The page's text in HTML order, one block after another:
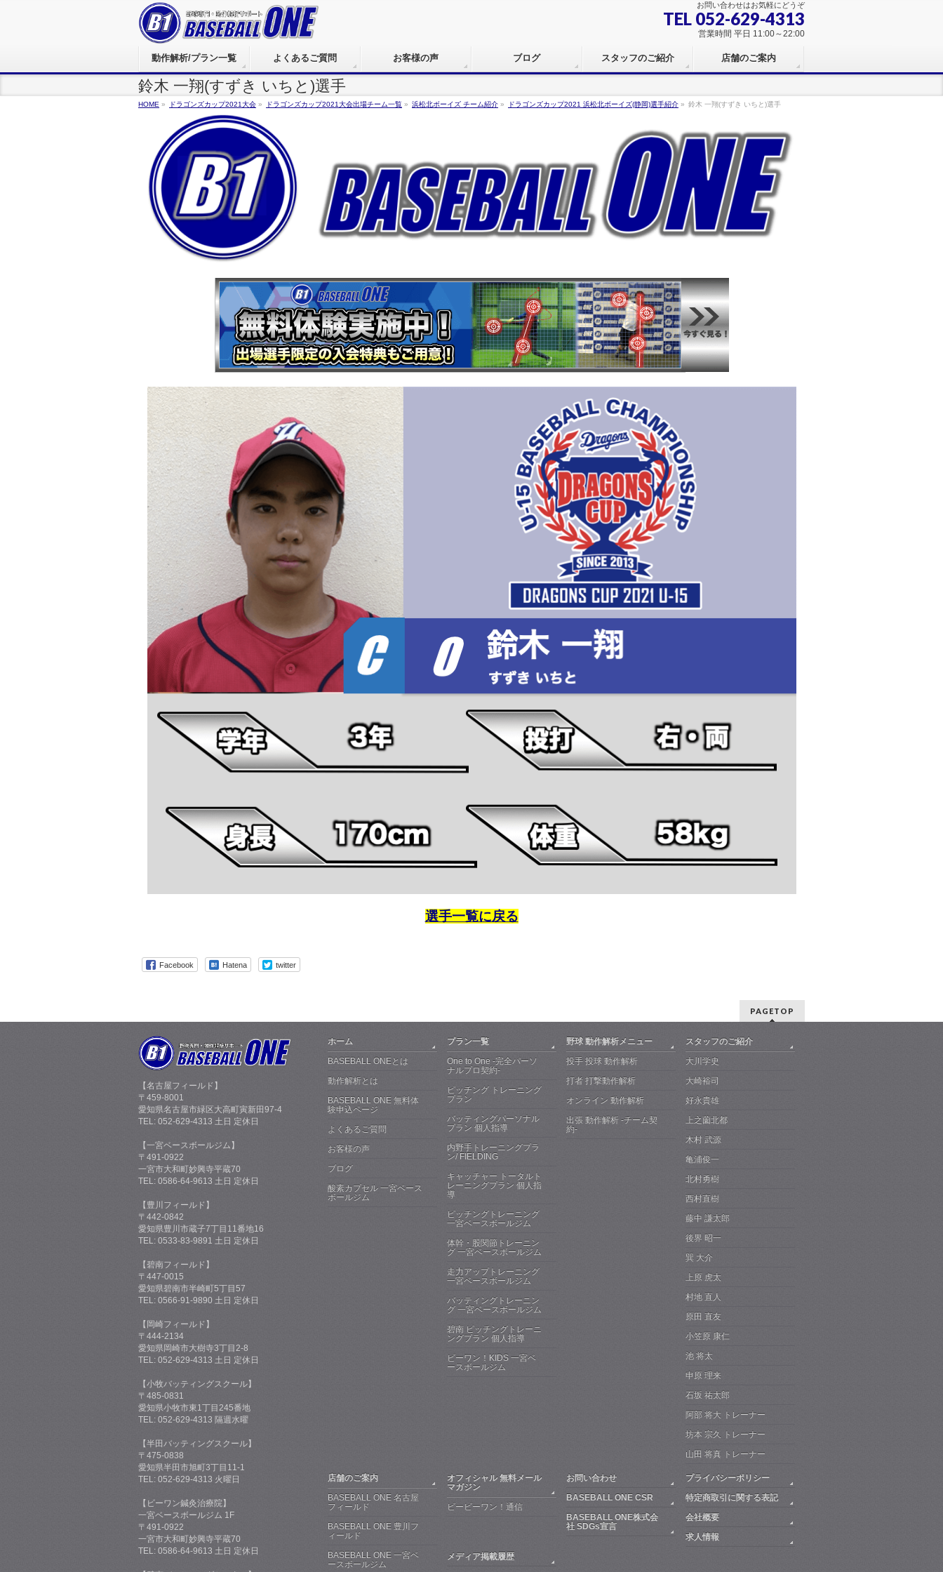
お問い合わせはお気軽にどうぞ
TEL 052-629-4313
営業時間 平日 11:00～22:00
動作解析/プラン一覧 よくあるご質問 お客様の声 ブログ スタッフのご紹介 店舗のご案内
鈴木 一翔(すずき いちと)選手
HOME » ドラゴンズカップ2021大会 » ドラゴンズカップ2021大会出場チーム一覧 » 浜松北ボーイズ チーム紹介 » ドラゴンズカップ2021 浜松北ボーイズ(静岡)選手紹介 » 鈴木 一翔(すずき いちと)選手
選手一覧に戻る
Facebook Hatena twitter
PAGETOP
【名古屋フィールド】
〒459-8001
愛知県名古屋市緑区大高町寅新田97-4
TEL: 052-629-4313 土日 定休日
【一宮ベースボールジム】
〒491-0922
一宮市大和町妙興寺平蔵70
TEL: 0586-64-9613 土日 定休日
【豊川フィールド】
〒442-0842
愛知県豊川市蔵子7丁目11番地16
TEL: 0533-83-9891 土日 定休日
【碧南フィールド】
〒447-0015
愛知県碧南市半崎町5丁目57
TEL: 0566-91-9890 土日 定休日
【岡崎フィールド】
〒444-2134
愛知県岡崎市大樹寺3丁目2-8
TEL: 052-629-4313 土日 定休日
【小牧バッティングスクール】
〒485-0831
愛知県小牧市東1丁目245番地
TEL: 052-629-4313 隔週水曜
【半田バッティングスクール】
〒475-0838
愛知県半田市旭町3丁目11-1
TEL: 052-629-4313 火曜日
【ビーワン鍼灸治療院】
一宮ベースボールジム 1F
〒491-0922
一宮市大和町妙興寺平蔵70
TEL: 0586-64-9613 土日 定休日
ホーム
BASEBALL ONEとは
動作解析とは
BASEBALL ONE 無料体
験申込ページ
よくあるご質問
お客様の声
ブログ
酸素カプセル 一宮ベース
ボールジム
プラン一覧
One to One -完全パーソ
ナルプロ契約-
ピッチング トレーニング
プラン
バッティングパーソナル
プラン 個人指導
内野手トレーニングプラ
ン/ FIELDING
キャッチャー トータルト
レーニングプラン 個人指
導
ピッチングトレーニング
一宮ベースボールジム
体幹・股関節トレーニン
グ 一宮ベースボールジム
走力アップトレーニング
一宮ベースボールジム
バッティングトレーニン
グ 一宮ベースボールジム
碧南 ピッチングトレーニ
ングプラン 個人指導
ビーワン！KIDS 一宮ベ
ースボールジム
野球 動作解析メニュー
投手 投球 動作解析
打者 打撃動作解析
オンライン 動作解析
出張 動作解析 -チーム契
約-
スタッフのご紹介
大川学史
大崎裕司
好永貴雄
上之薗北都
木村 武源
亀浦俊一
北村勇樹
西村直樹
藤中 謙太郎
後界 昭一
巽 大介
上原 虎太
村地 直人
原田 直友
小笠原 康仁
池 将太
申原 理来
石坂 祐太郎
阿部 将大 トレーナー
坊本 宗久 トレーナー
山田 将真 トレーナー
店舗のご案内
BASEBALL ONE 名古屋
フィールド
BASEBALL ONE 豊川フ
ィールド
BASEBALL ONE 一宮ベ
ースボールジム
オフィシャル 無料メール
マガジン
ビービーワン！通信
お問い合わせ
プライバシーポリシー
BASEBALL ONE CSR
特定商取引に関する表記
BASEBALL ONE株式会
社 SDGs宣言
会社概要
求人情報
メディア掲載履歴